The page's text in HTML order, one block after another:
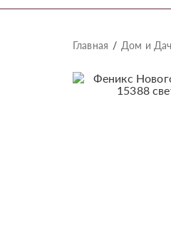
Главная Дом и